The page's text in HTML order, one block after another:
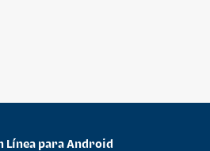
Línea para Android